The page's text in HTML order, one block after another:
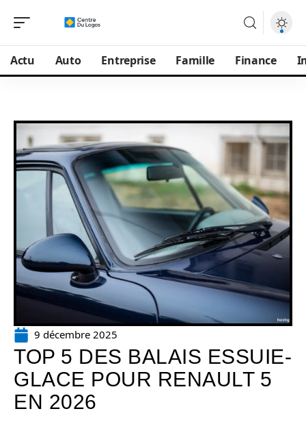
Actu Auto Entreprise Famille Finance
9 décembre 2025
TOP 5 DES BALAIS ESSUIE-
GLACE POUR RENAULT 5
EN 2026